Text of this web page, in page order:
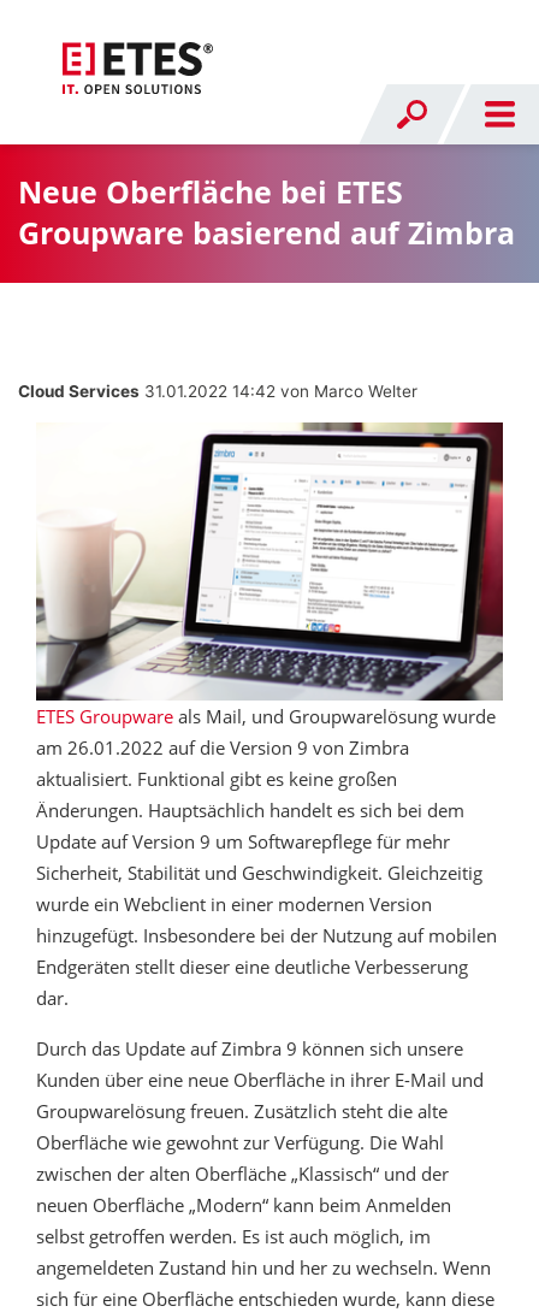
Neue Oberfläche bei ETES
Groupware basierend auf Zimbra
Cloud Services 31.01.2022 14:42 von Marco Welter
ETES Groupware als Mail, und Groupwarelösung wurde
am 26.01.2022 auf die Version 9 von Zimbra
aktualisiert. Funktional gibt es keine großen
Änderungen. Hauptsächlich handelt es sich bei dem
Update auf Version 9 um Softwarepflege für mehr
Sicherheit, Stabilität und Geschwindigkeit. Gleichzeitig
wurde ein Webclient in einer modernen Version
hinzugefügt. Insbesondere bei der Nutzung auf mobilen
Endgeräten stellt dieser eine deutliche Verbesserung
dar.
Durch das Update auf Zimbra 9 können sich unsere
Kunden über eine neue Oberfläche in ihrer E-Mail und
Groupwarelösung freuen. Zusätzlich steht die alte
Oberfläche wie gewohnt zur Verfügung. Die Wahl
zwischen der alten Oberfläche „Klassisch“ und der
neuen Oberfläche „Modern“ kann beim Anmelden
selbst getroffen werden. Es ist auch möglich, im
angemeldeten Zustand hin und her zu wechseln. Wenn
sich für eine Oberfläche entschieden wurde, kann diese